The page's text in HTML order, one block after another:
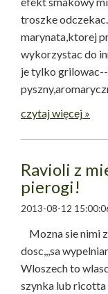
troszke
marynata,ktorej
wykorzystac do
je tylko
czytaj więcej »
Ravioli z
pierogi!
2013-08-12
Mozna sie nimi
dosc,,,sa
Wloszech to
szynka lub ricotta